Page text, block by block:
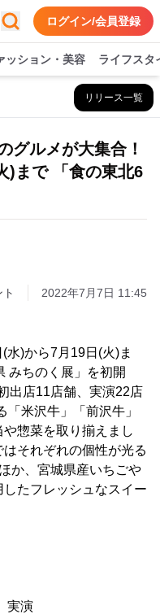
ログイン/会員登録
ッション・美容 ライフスタ
リリース一覧
グルメが大集合！
)まで 「食の東北6
2022年7月7日 11:45
水)から7月19日(火)ま
みちのく展」を初開
出店11店舗、実演22店
米沢牛」「前沢牛」
や惣菜を取り揃えまし
それぞれの個性が光る
か、宮城県産いちごや
たフレッシュなスイー
実演